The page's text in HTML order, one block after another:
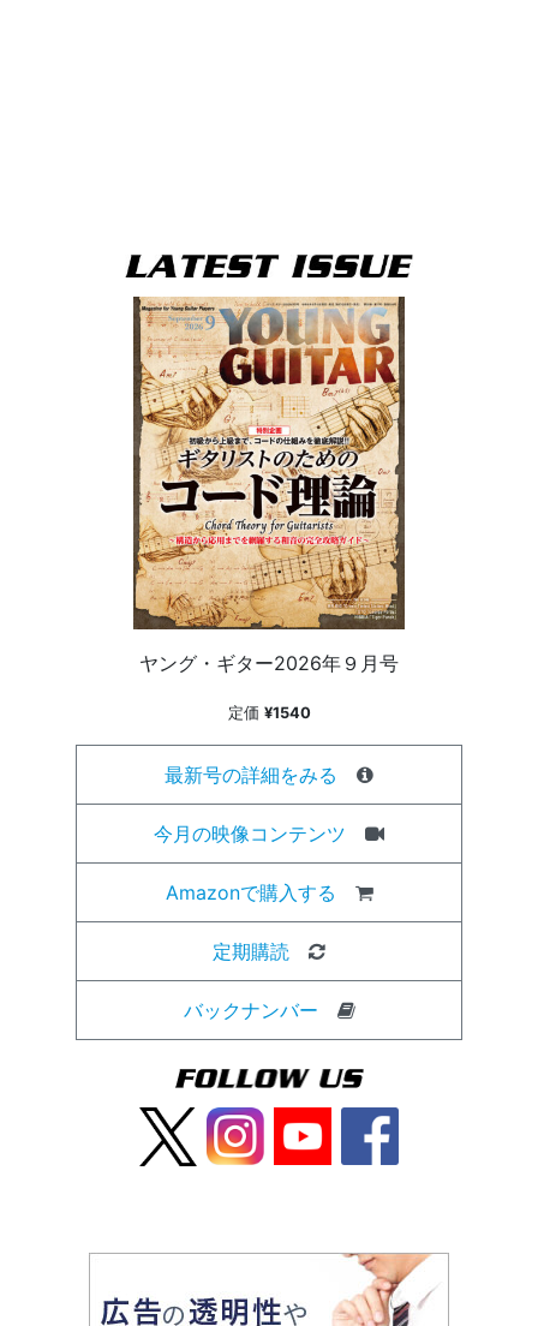
ヤング・ギター2026年９月号
定価 ¥1540
最新号の詳細をみる
今月の映像コンテンツ
Amazonで購入する
定期購読
バックナンバー